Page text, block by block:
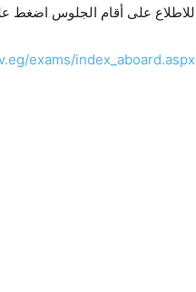
للاطلاع على أقام الجلوس اضغط
exams/index_aboard.aspx